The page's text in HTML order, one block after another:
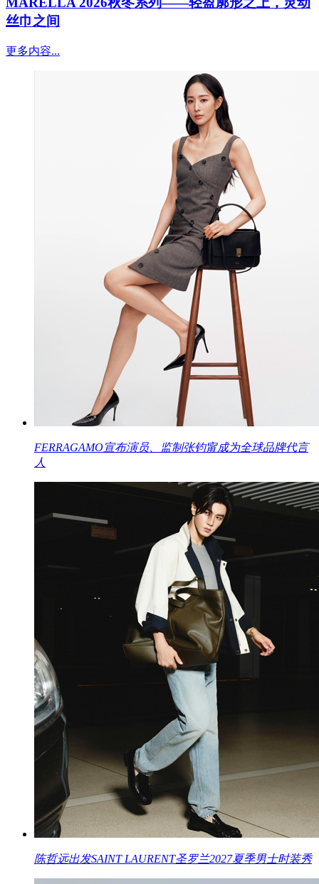
丝巾之间
更多内容...
FERRAGAMO宣布演员、监制张钧甯成为全球品牌代言
人
陈哲远出发SAINT LAURENT圣罗兰2027夏季男士时装秀